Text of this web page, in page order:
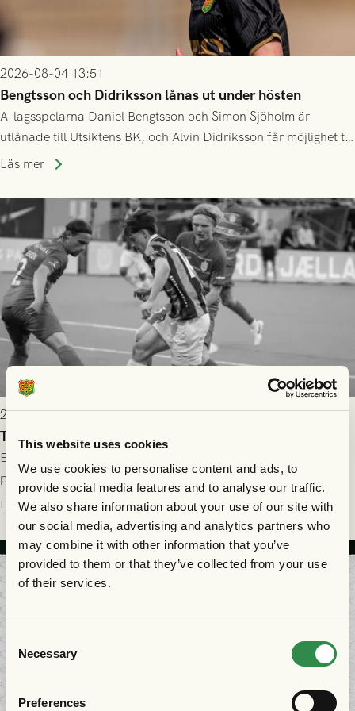
This website uses cookies
We use cookies to personalise content and ads, to
provide social media features and to analyse our traffic.
We also share information about your use of our site with
our social media, advertising and analytics partners who
may combine it with other information that you’ve
provided to them or that they’ve collected from your use
of their services.
Selection
Necessary
Preferences
2026-08-04 13:51
Bengtsson och Didriksson lånas ut under hösten
A-lagsspelarna Daniel Bengtsson och Simon Sjöholm är
utlånade till Utsiktens BK, och Alvin Didriksson får möjlighet till
speltid i Hestrafors genom föreningssamarbete.
Läs mer
2026-07-31 13:30
Tung förlust i returmötet mot FC Nordsjælland
Efter segern på Gamla Ullevi väntade revanschsugna danskar
på Right to Dream Park, och den grönsvarta ledningen skulle
upphöra efter mindre än kvarten spelad. På lika mark visade
sig Nordsjälland numren för stora och matchen slutade i
tennissiffror och det grönsvarta europaäventyret tog slut.
Läs mer